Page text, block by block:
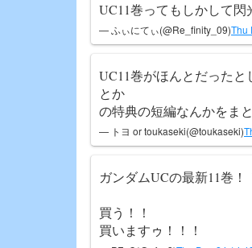
UC11巻ってもしかして
— ふぃにてぃ(@Re_finity_09)Thu
UC11巻がほんとだった
とか
の特典の短編なんかをま
— トヨ or toukaseki(@toukaseki)
ガンダムUCの最新11巻！
買う！！
買いますゥ！！！